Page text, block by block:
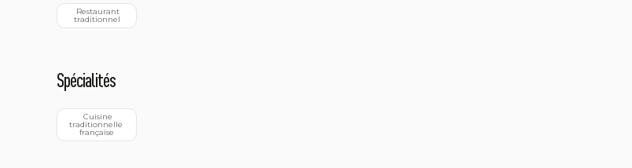
traditionnel
Spécialités
traditionnelle
française